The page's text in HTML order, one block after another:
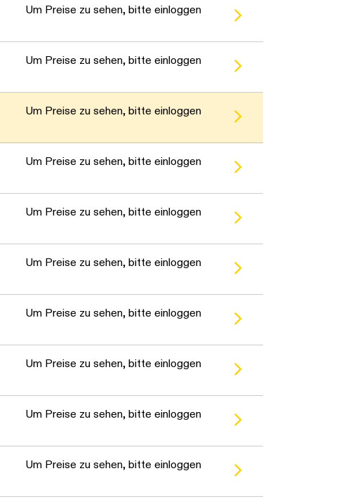
Um Preise zu sehen, bitte einloggen
Um Preise zu sehen, bitte einloggen
Um Preise zu sehen, bitte einloggen
Um Preise zu sehen, bitte einloggen
Um Preise zu sehen, bitte einloggen
Um Preise zu sehen, bitte einloggen
Um Preise zu sehen, bitte einloggen
Um Preise zu sehen, bitte einloggen
Um Preise zu sehen, bitte einloggen
Um Preise zu sehen, bitte einloggen